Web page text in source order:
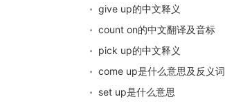
give up的中文释义
count on的中文翻译及音标
pick up的中文释义
come up是什么意思及反义词
set up是什么意思